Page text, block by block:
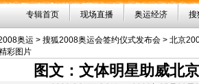
专辑首页 现场直播 奥运经济 搜
奥运 > 搜狐2008奥运会签约仪式发布会 > 北京
彩图片
图文：文体明星助威北